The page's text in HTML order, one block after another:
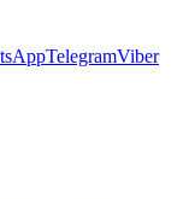
TelegramViber